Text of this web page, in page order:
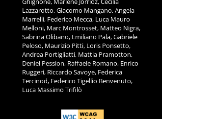
Lazzarotto, Giacomo Mangano, Angela
Marrelli, Federico Mecca, Luca Mauro
Melloni, Marc Montrosset, Matteo Nigra,
Sabrina Olibano, Emiliano Pala, Gabriele
Peloso, Maurizio Pitti, Loris Ponsetto,
Andrea Portigliatti, Mattia Pramotton,
Deniel Pession, Raffaele Romano, Enrico
Ruggeri, Riccardo Savoye, Federica
Tercinod, Federico Tigellio Benvenuto,
Luca Massimo Trifilò